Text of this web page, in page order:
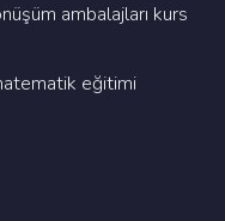
ambalajlari kurs
eği̇ti̇mi̇